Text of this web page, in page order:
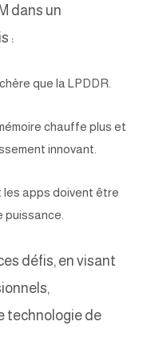
dans un
:
que la LPDDR.
chauffe plus et
innovant.
les apps doivent être
défis, en visant
technologie de